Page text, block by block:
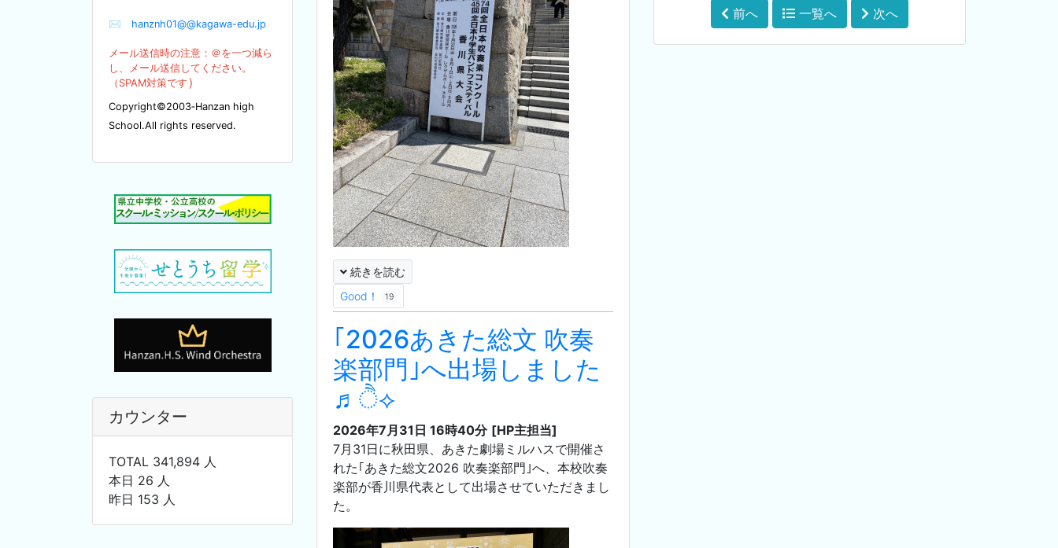
✉ hanznh01@@kagawa-edu.jp
メール送信時の注意：＠を一つ減ら
し、メール送信してください。
（SPAM対策です ）
Copyright©2003‐Hanzan high
School.All rights reserved.
カウンター
TOTAL 341,894 人
本日 26 人
昨日 153 人
続きを読む
Good！
19
｢2026あきた総文 吹奏
楽部門｣へ出場しました
♬ੈ⟡
2026年7月31日 16時40分 [HP主担当]
7月31日に秋田県、あきた劇場ミルハスで開催さ
れた｢あきた総文2026 吹奏楽部門｣へ、本校吹奏
楽部が香川県代表として出場させていただきまし
た。
前へ 一覧へ 次へ